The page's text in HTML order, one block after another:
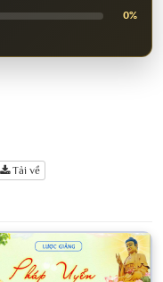
0%
Tải về